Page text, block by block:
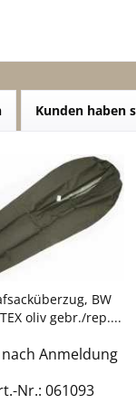
Kunden haben
BW
TEX oliv gebr./rep....
Anmeldung
Nr.: 061093